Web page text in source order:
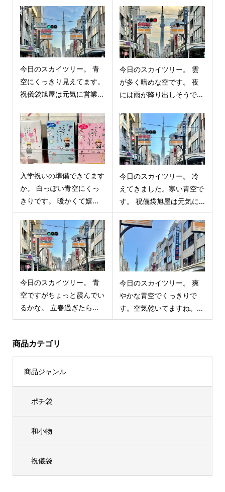
今日のスカイツリー。 青
空にくっきり見えてます。
祝儀袋旭屋は元気に営業...
今日のスカイツリー。 雲
が多く暗めな空です。 夜
には雨が降り出しそうで...
入学祝いの準備できてます
か。 白っぽい青空にくっ
きりです。 暖かくて嬉...
今日のスカイツリー。 冷
えてきました。寒い青空で
す。 祝儀袋旭屋は元気に...
今日のスカイツリー。 青
空ですがちょっと霞んでい
るかな。 立春過ぎたら...
今日のスカイツリー。 爽
やかな青空でくっきりで
す。空気乾いてますね。...
商品カテゴリ
商品ジャンル
ポチ袋
和小物
祝儀袋